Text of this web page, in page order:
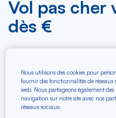
Vol pas cher
dès €
vols en A/R
Depuis
Nous utilisons des cookies pour
fournir des fonctionnalités de réseaux
web. Nous partageons également
navigation sur notre site avec nos
réseaux sociaux.